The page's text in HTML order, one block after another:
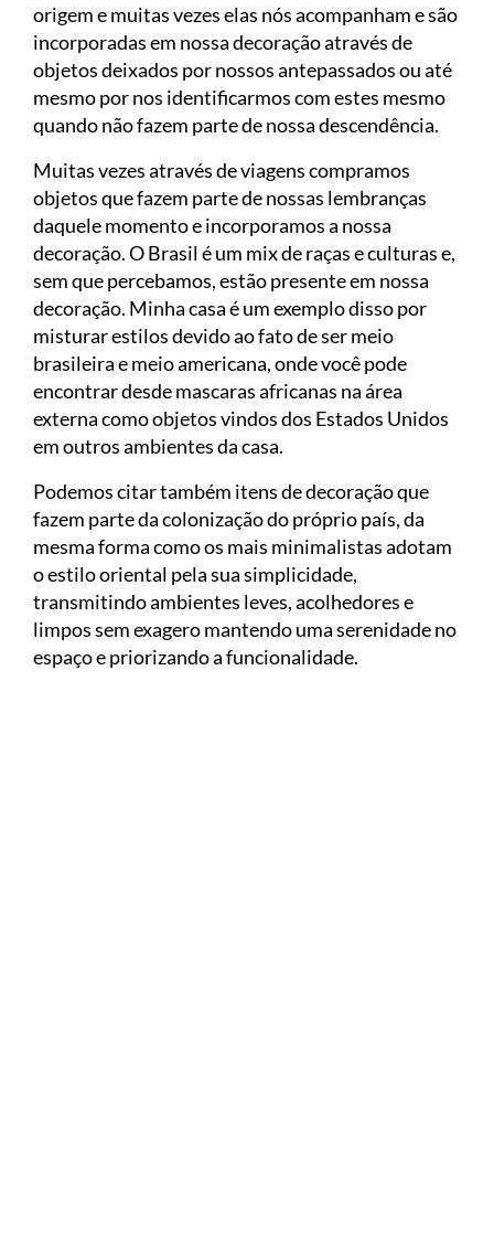
origem e muitas vezes elas nós acompanham e são
incorporadas em nossa decoração através de
objetos deixados por nossos antepassados ou até
mesmo por nos identificarmos com estes mesmo
quando não fazem parte de nossa descendência.
Muitas vezes através de viagens compramos
objetos que fazem parte de nossas lembranças
daquele momento e incorporamos a nossa
decoração. O Brasil é um mix de raças e culturas e,
sem que percebamos, estão presente em nossa
decoração. Minha casa é um exemplo disso por
misturar estilos devido ao fato de ser meio
brasileira e meio americana, onde você pode
encontrar desde mascaras africanas na área
externa como objetos vindos dos Estados Unidos
em outros ambientes da casa.
Podemos citar também itens de decoração que
fazem parte da colonização do próprio país, da
mesma forma como os mais minimalistas adotam
o estilo oriental pela sua simplicidade,
transmitindo ambientes leves, acolhedores e
limpos sem exagero mantendo uma serenidade no
espaço e priorizando a funcionalidade.